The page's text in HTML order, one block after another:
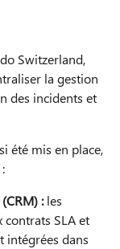
Switzerland,
la gestion
des incidents et
été mis en place,
:les
contrats SLA et
intégrées dans